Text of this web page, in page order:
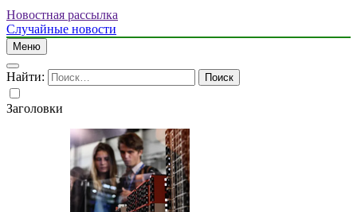
Новостная рассылка
Случайные новости
Меню
Найти:
Заголовки